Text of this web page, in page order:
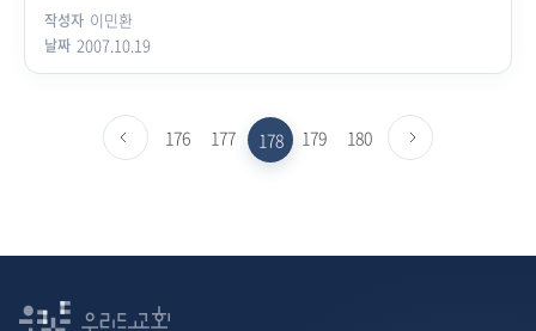
이민환
2007.10.19
이전페이지로
176 177 178 179 180
다음페이지로